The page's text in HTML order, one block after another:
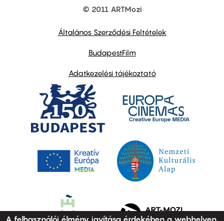
© 2011 ARTMozi
Általános Szerződési Feltételek
BudapestFilm
Adatkezelési tájékoztató
A felhasználói élmény javítása érdekében a webhelyen